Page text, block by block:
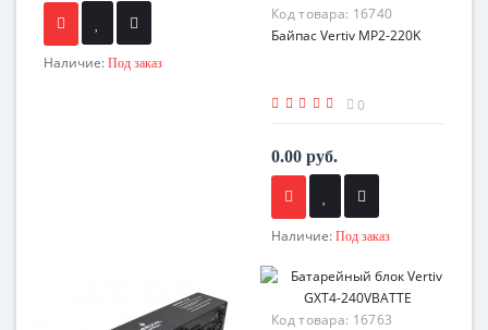
Наличие: Под заказ
Код товара: 16740
Байпас Vertiv MP2-220K
0
0.00 руб.
Наличие: Под заказ
Код товара: 16763